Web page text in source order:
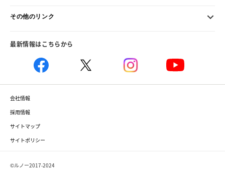
その他のリンク
最新情報はこちらから
会社情報
採用情報
サイトマップ
サイトポリシー
©ルノー2017-2024